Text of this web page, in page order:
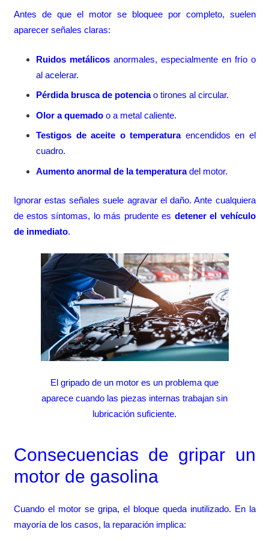
Antes de que el motor se bloquee por completo, suelen
aparecer señales claras:
Ruidos metálicosanormales, especialmente en frío o
al acelerar.
Pérdida brusca de potenciao tirones al circular.
Olor a quemado o a metal caliente.
Testigos de aceite o temperaturaencendidos en el
cuadro.
Aumento anormal de la temperaturadel motor.
Ignorar estas señales suele agravar el daño. Ante cualquiera
de estos síntomas, lo más prudente es detener el vehículo
de inmediato.
El gripado de un motor es un problema que
aparece cuando las piezas internas trabajan sin
lubricación suficiente.
Consecuencias de gripar un
motor de gasolina
Cuando el motor se gripa, el bloque queda inutilizado. En la
mayoría de los casos, la reparación implica: